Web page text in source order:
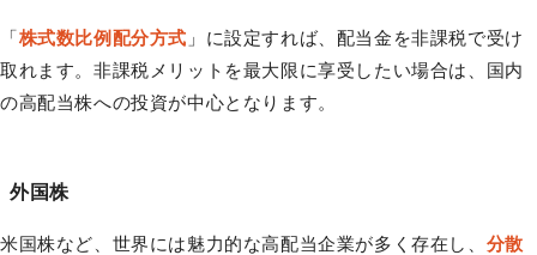
「株式数比例配分方式 」に設定すれば、配当金を非課税で受け
取れます。非課税メリットを最大限に享受したい場合は、国内
の高配当株への投資が中心となります。
外国株
米国株など、世界には魅力的な高配当企業が多く存在し、 分散